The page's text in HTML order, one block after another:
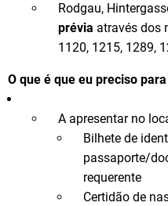
Rodgau,
prévia através dos
1120, 1215, 1289,
O que é que eu preciso
A apresentar no
Bilhete de
passaporte/
requerente
Certidão de